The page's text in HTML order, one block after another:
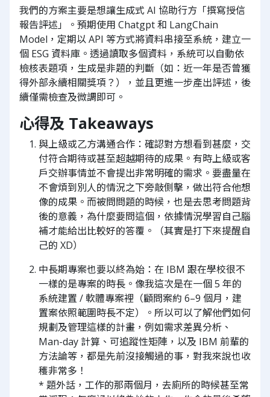
我們的方案主要是想讓生成式 AI 協助行方「撰寫授信
報告評述」。預期使用 Chatgpt 和 LangChain
Model，定期以 API 等方式將資料串接至系統，建立一
個 ESG 資料庫。透過讀取多個資料，系統可以自動依
檢核表題項，生成是非題的判斷（如：近一年是否曾獲
得外部永續相關獎項？），並且更進一步產出評述，後
續僅需檢查及微調即可。
心得及 Takeaways
與上級或乙方溝通合作：確認對方想看到甚麼，交
付符合期待或甚至超越期待的成果。有時上級或客
戶交辦事情並不會提出非常明確的需求。要盡量在
不會煩到別人的情況之下旁敲側擊，做出符合他想
像的成果。而被問問題的時候，也是去思考問題背
後的意義，為什麼要問這個，依據情況學習自己腦
補才能給出比較好的答覆。（其實是打下來提醒自
己的 XD）
中長期專案也要以終為始：在 IBM 跟在學校很不
一樣的是專案的時長。像我這次是在一個 5 年的
系統建置 / 軟體專案裡（顧問案約 6–9 個月，建
置案依照範圍時長不定）。所以可以了解他們如何
規劃及管理這樣的計畫，例如需求差異分析、
Man-day 計算、可追蹤性矩陣，以及 IBM 前輩的
方法論等，都是先前沒接觸過的事，對我來說也收
穫非常多！
* 題外話，工作的那兩個月，去廁所的時候甚至常